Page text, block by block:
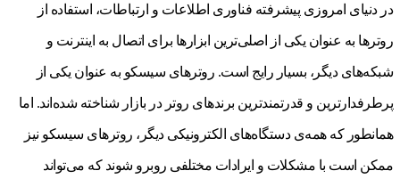
در دنیای امروزی پیشرفته فناوری اطلاعات و ارتباطات، استفاده از
روترها به عنوان یکی از اصلی‌ترین ابزارها برای اتصال به اینترنت و
شبکه‌های دیگر، بسیار رایج است. روترهای سیسکو به عنوان یکی از
پرطرفدارترین و قدرتمندترین برندهای روتر در بازار شناخته شده‌اند. اما
همانطور که همه‌ی دستگاه‌های الکترونیکی دیگر، روترهای سیسکو نیز
ممکن است با مشکلات و ایرادات مختلفی روبرو شوند که می‌تواند